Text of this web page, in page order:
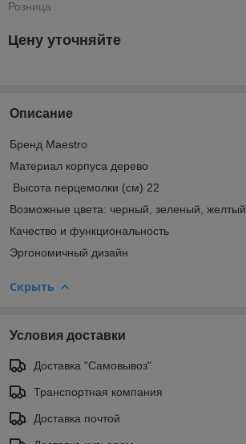
Розница
Цену уточняйте
Описание
Бренд Maestro
Материал корпуса дерево
Высота перцемолки (см) 22
Возможные цвета: черный, зеленый, желтый
Качество и функциональность
Эргономичный дизайн
Скрыть
Условия доставки
Доставка "Самовывоз"
Транспортная компания
Доставка почтой